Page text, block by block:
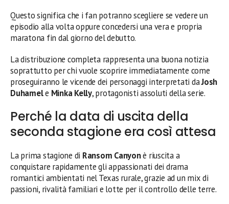
Questo significa che i fan potranno scegliere se vedere un
episodio alla volta oppure concedersi una vera e propria
maratona fin dal giorno del debutto.
La distribuzione completa rappresenta una buona notizia
soprattutto per chi vuole scoprire immediatamente come
proseguiranno le vicende dei personaggi interpretati daJosh
Duhamele Minka Kelly, protagonisti assoluti della serie.
Perché la data di uscita della
seconda stagione era così attesa
La prima stagione di Ransom Canyonè riuscita a
conquistare rapidamente gli appassionati dei drama
romantici ambientati nel Texas rurale, grazie ad un mix di
passioni, rivalità familiari e lotte per il controllo delle terre.